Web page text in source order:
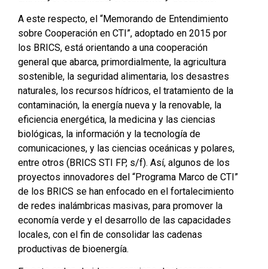
A este respecto, el “Memorando de Entendimiento
sobre Cooperación en CTI”, adoptado en 2015 por
los BRICS, está orientando a una cooperación
general que abarca, primordialmente, la agricultura
sostenible, la seguridad alimentaria, los desastres
naturales, los recursos hídricos, el tratamiento de la
contaminación, la energía nueva y la renovable, la
eficiencia energética, la medicina y las ciencias
biológicas, la información y la tecnología de
comunicaciones, y las ciencias oceánicas y polares,
entre otros (BRICS STI FP, s/f). Así, algunos de los
proyectos innovadores del “Programa Marco de CTI”
de los BRICS se han enfocado en el fortalecimiento
de redes inalámbricas masivas, para promover la
economía verde y el desarrollo de las capacidades
locales, con el fin de consolidar las cadenas
productivas de bioenergía.